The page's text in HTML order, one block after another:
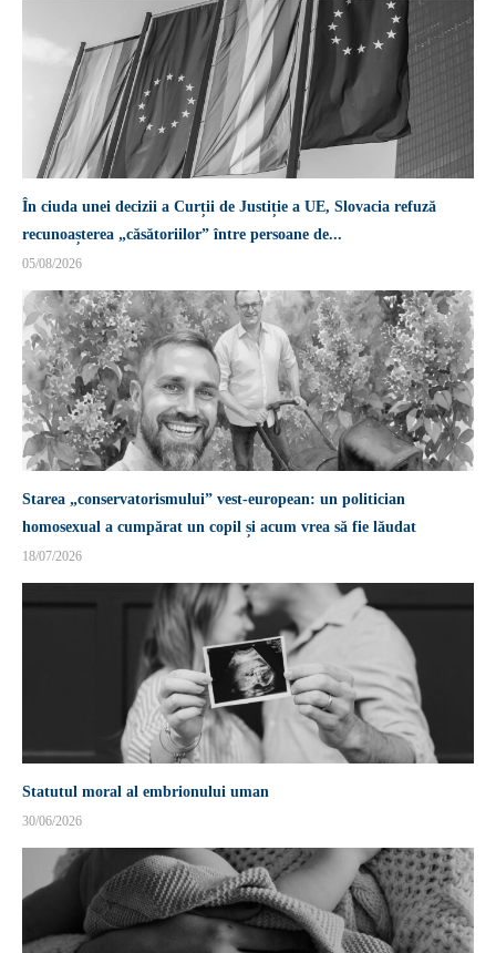
În ciuda unei decizii a Curții de Justiție a UE, Slovacia refuză
recunoașterea „căsătoriilor” între persoane de...
05/08/2026
Starea „conservatorismului” vest-european: un politician
homosexual a cumpărat un copil și acum vrea să fie lăudat
18/07/2026
Statutul moral al embrionului uman
30/06/2026